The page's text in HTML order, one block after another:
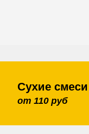
Сухие смеси
от 110 руб